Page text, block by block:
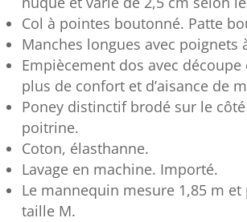
Col à pointes boutonné. Patte
Manches longues avec poignets
Empiècement dos avec
plus de confort et d’aisance de
Poney distinctif brodé sur le
poitrine.
Coton, élasthanne.
Lavage en machine. Importé.
Le mannequin mesure 1,85 m
taille M.